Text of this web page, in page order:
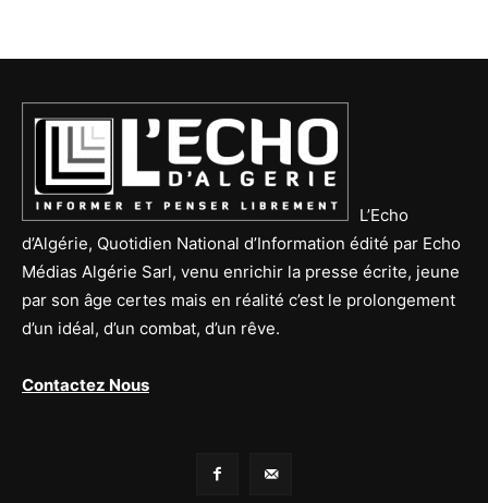
L’Echo
d’Algérie, Quotidien National d’Information édité par Echo
Médias Algérie Sarl, venu enrichir la presse écrite, jeune
par son âge certes mais en réalité c’est le prolongement
d’un idéal, d’un combat, d’un rêve.
Contactez Nous